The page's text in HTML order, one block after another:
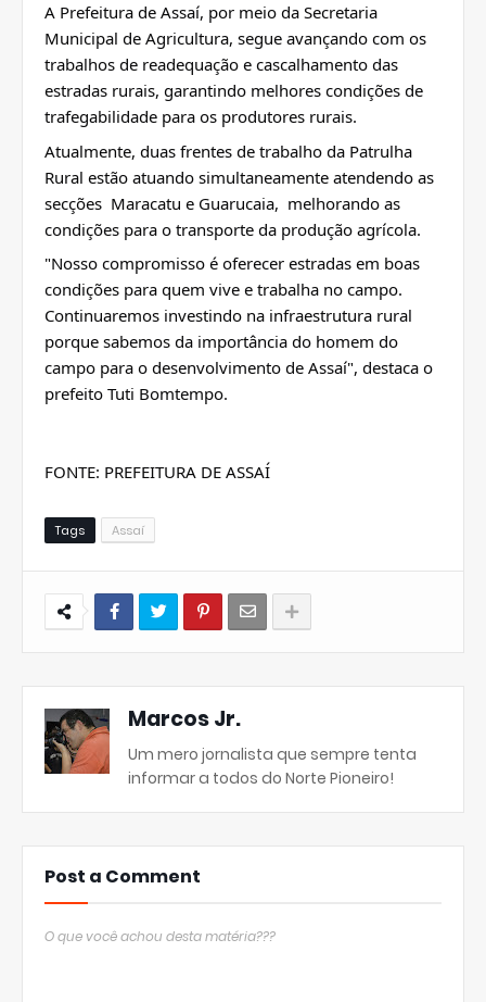
A Prefeitura de Assaí, por meio da Secretaria
Municipal de Agricultura, segue avançando com os
trabalhos de readequação e cascalhamento das
estradas rurais, garantindo melhores condições de
trafegabilidade para os produtores rurais.
Atualmente, duas frentes de trabalho da Patrulha
Rural estão atuando simultaneamente atendendo as
secções  Maracatu e Guarucaia,  melhorando as
condições para o transporte da produção agrícola.
"Nosso compromisso é oferecer estradas em boas
condições para quem vive e trabalha no campo.
Continuaremos investindo na infraestrutura rural
porque sabemos da importância do homem do
campo para o desenvolvimento de Assaí", destaca o
prefeito Tuti Bomtempo.
FONTE: PREFEITURA DE ASSAÍ
Tags Assaí
Marcos Jr.
Um mero jornalista que sempre tenta
informar a todos do Norte Pioneiro!
Post a Comment
O que você achou desta matéria???